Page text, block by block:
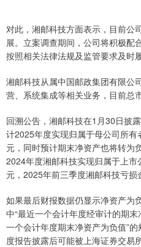
对此，湘邮科技方面表示，目前公
展。立案调查期间，公司将积极配
按照相关法律法规及监管要求及时
湘邮科技从属中国邮政集团有限公
营、系统集成等相关业务，目前总
回溯公告，湘邮科技在1月30日披
计2025年度实现归属于母公司所
元，同时预计期末净资产也将转为
2024年度湘邮科技实现归属于上
元，2025年前三季度湘邮科技亏损
如果最后财报数据仍显示净资产为
中“最近一个会计年度经审计的期
一个会计年度期末净资产为负值”
度报告披露后可能被上海证券交易